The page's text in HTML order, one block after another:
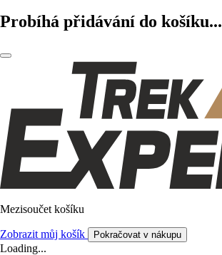
Probíhá přidávání do košíku...
Mezisoučet košíku
Zobrazit můj košík Pokračovat v nákupu
Loading...